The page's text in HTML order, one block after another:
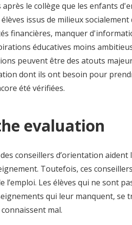
le collège que les enfants
issus de milieux
financières, manquer
éducatives moins
peuvent être des atouts
dont ils ont besoin pour
été vérifiées.
evaluation
conseillers d’orientation
Toutefois, ces
l’emploi. Les élèves qui ne sont
qui leur manquent, se
mal.